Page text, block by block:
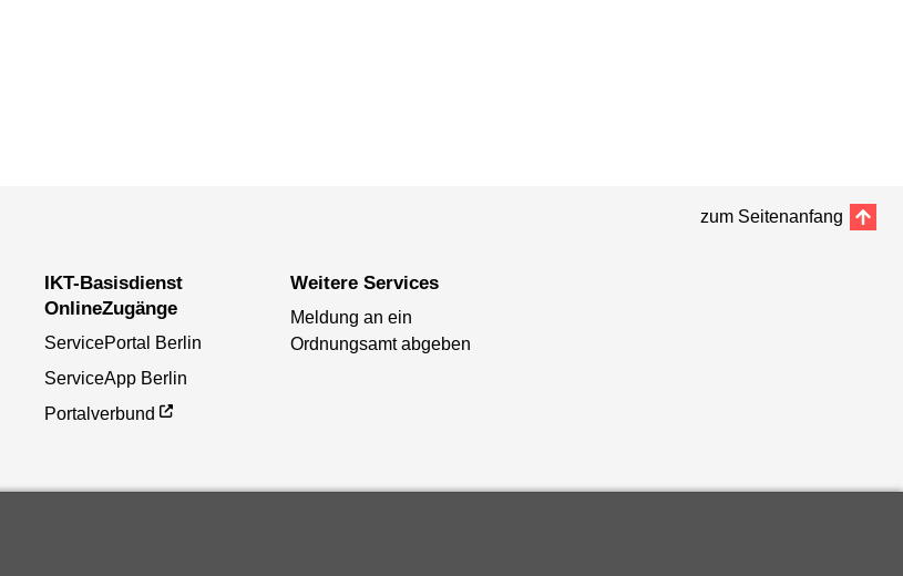
zum Seitenanfang
IKT-Basisdienst
OnlineZugänge
ServicePortal Berlin
ServiceApp Berlin
Portalverbund
Weitere Services
Meldung an ein
Ordnungsamt abgeben